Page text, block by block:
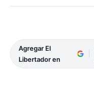
Agregar El
Libertador en